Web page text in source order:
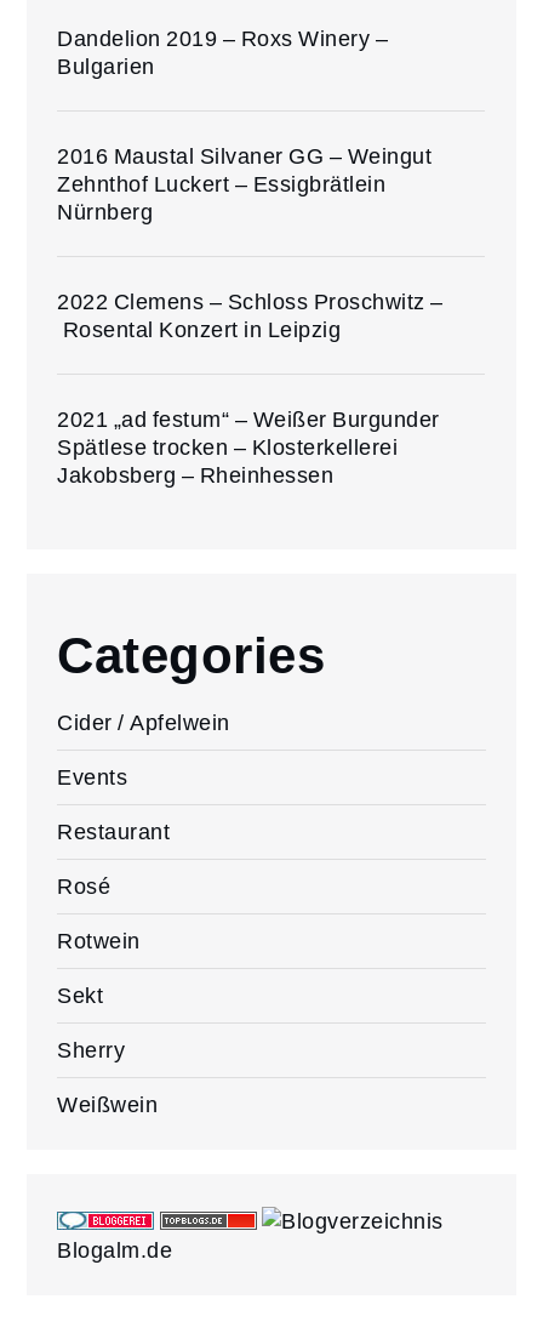
Dandelion 2019 – Roxs Winery –
Bulgarien
2016 Maustal Silvaner GG – Weingut
Zehnthof Luckert – Essigbrätlein
Nürnberg
2022 Clemens – Schloss Proschwitz –
Rosental Konzert in Leipzig
2021 „ad festum“ – Weißer Burgunder
Spätlese trocken – Klosterkellerei
Jakobsberg – Rheinhessen
Categories
Cider / Apfelwein
Events
Restaurant
Rosé
Rotwein
Sekt
Sherry
Weißwein
Blogalm.de